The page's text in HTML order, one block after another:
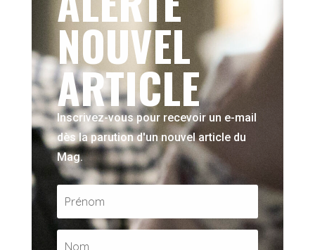
NOUVEL
ARTICLE
Inscrivez-vous pour recevoir un e-mail
dès la parution d'un nouvel article du
Mag.